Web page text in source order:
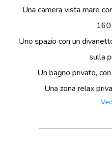
Una camera vista mare
160
Uno spazio con un
sulla
Un bagno privato,
Una zona relax